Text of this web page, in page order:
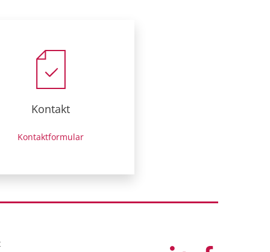
Kontakt
Kontaktformular